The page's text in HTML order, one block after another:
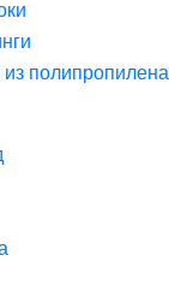
полипропилена